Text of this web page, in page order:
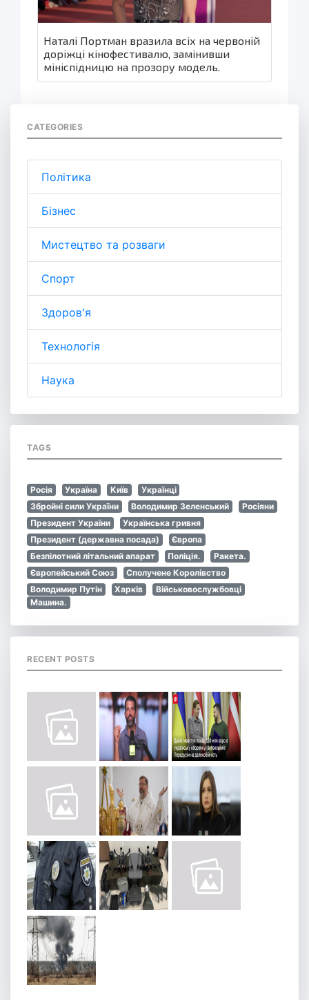
Наталі Портман вразила всіх на червоній
доріжці кінофестивалю, замінивши
мініспідницю на прозору модель.
CATEGORIES
Політика
Бізнес
Мистецтво та розваги
Спорт
Здоров'я
Технологія
Наука
TAGS
Росія Україна Київ
Українці
Збройні сили України
Володимир Зеленський
Росіяни
Президент України
Українська гривня
Президент (державна посада)
Європа
Безпілотний літальний апарат
Поліція.
Ракета.
Європейський Союз
Сполучене Королівство
Володимир Путін
Харків
Військовослужбовці
Машина.
RECENT POSTS